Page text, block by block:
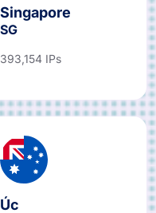
Singapore
SG